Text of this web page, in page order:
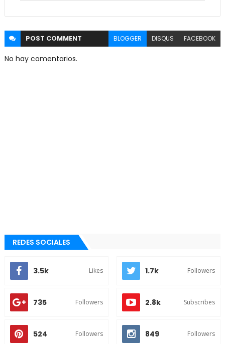
POST COMMENT BLOGGER DISQUS FACEBOOK
No hay comentarios.
REDES SOCIALES
3.5k Likes 1.7k Followers
735 Followers 2.8k Subscribes
524 Followers 849 Followers